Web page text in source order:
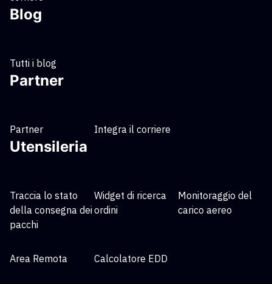
Blog
Tutti i blog
Partner
Partner Integra il corriere
Utensileria
Traccia lo stato
della consegna dei
pacchi
Widget di ricerca
ordini
Monitoraggio del
carico aereo
Area Remota Calcolatore EDD